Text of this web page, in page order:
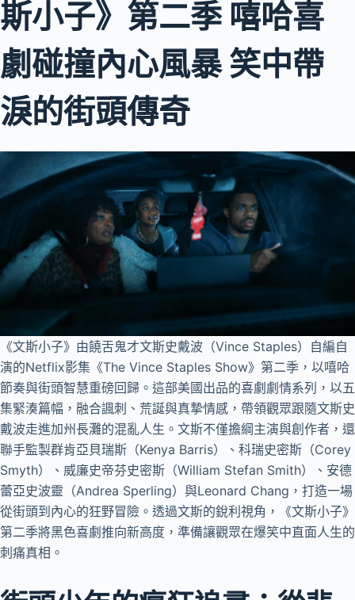
斯小子》第二季 嘻哈喜
劇碰撞內心風暴 笑中帶
淚的街頭傳奇
《文斯小子》由饒舌鬼才文斯史戴波（Vince Staples）自編自
演的Netflix影集《The Vince Staples Show》第二季，以嘻哈
節奏與街頭智慧重磅回歸。這部美國出品的喜劇劇情系列，以五
集緊湊篇幅，融合諷刺、荒誕與真摯情感，帶領觀眾跟隨文斯史
戴波走進加州長灘的混亂人生。文斯不僅擔綱主演與創作者，還
聯手監製群肯亞貝瑞斯（Kenya Barris）、科瑞史密斯（Corey
Smyth）、威廉史帝芬史密斯（William Stefan Smith）、安德
蕾亞史波靈（Andrea Sperling）與Leonard Chang，打造一場
從街頭到內心的狂野冒險。透過文斯的銳利視角，《文斯小子》
第二季將黑色喜劇推向新高度，準備讓觀眾在爆笑中直面人生的
刺痛真相。